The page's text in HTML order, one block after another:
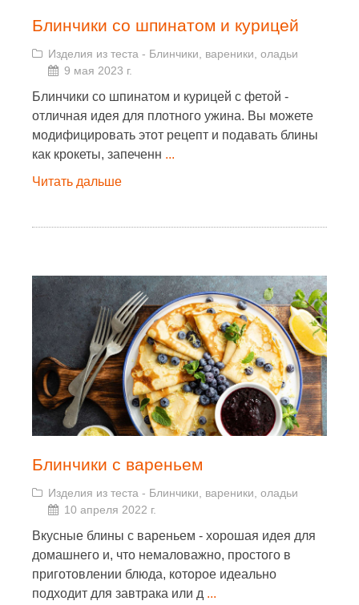
Блинчики со шпинатом и курицей
Изделия из теста - Блинчики, вареники, оладьи
9 мая 2023 г.
Блинчики со шпинатом и курицей с фетой -
отличная идея для плотного ужина. Вы можете
модифицировать этот рецепт и подавать блины
как крокеты, запеченн ...
Читать дальше
Блинчики с вареньем
Изделия из теста - Блинчики, вареники, оладьи
10 апреля 2022 г.
Вкусные блины с вареньем - хорошая идея для
домашнего и, что немаловажно, простого в
приготовлении блюда, которое идеально
подходит для завтрака или д ...